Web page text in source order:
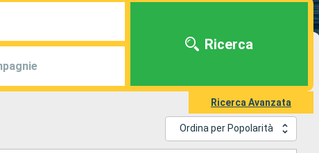
Ricerca
Ricerca Avanzata
Ordina per Popolarità